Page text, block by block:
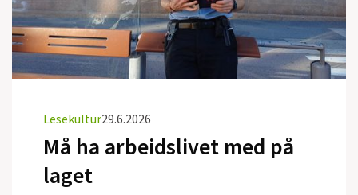
Lesekultur29.6.2026
Må ha arbeidslivet med på
laget